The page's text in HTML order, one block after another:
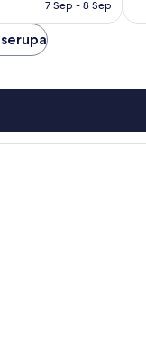
7 Sep - 8 Sep